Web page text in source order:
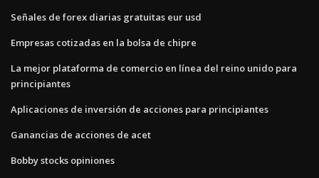
Señales de forex diarias gratuitas eur usd
Empresas cotizadas en la bolsa de chipre
La mejor plataforma de comercio en línea del reino unido para
principiantes
Aplicaciones de inversión de acciones para principiantes
Ganancias de acciones de acet
Bobby stocks opiniones